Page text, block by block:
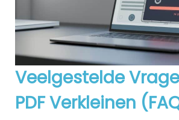
Veelgestelde
PDF Verkleinen